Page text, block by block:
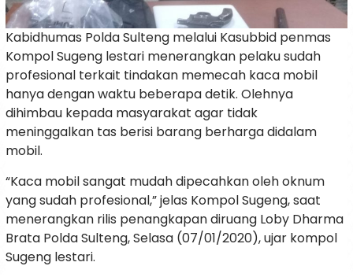
Kabidhumas Polda Sulteng melalui Kasubbid penmas
Kompol Sugeng lestari menerangkan pelaku sudah
profesional terkait tindakan memecah kaca mobil
hanya dengan waktu beberapa detik. Olehnya
dihimbau kepada masyarakat agar tidak
meninggalkan tas berisi barang berharga didalam
mobil.
“Kaca mobil sangat mudah dipecahkan oleh oknum
yang sudah profesional,” jelas Kompol Sugeng, saat
menerangkan rilis penangkapan diruang Loby Dharma
Brata Polda Sulteng, Selasa (07/01/2020), ujar kompol
Sugeng lestari.